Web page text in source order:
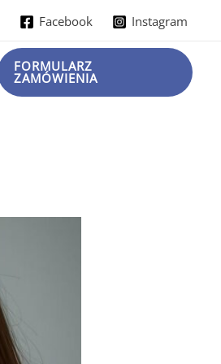
Facebook Instagram
FORMULARZ
ZAMÓWIENIA